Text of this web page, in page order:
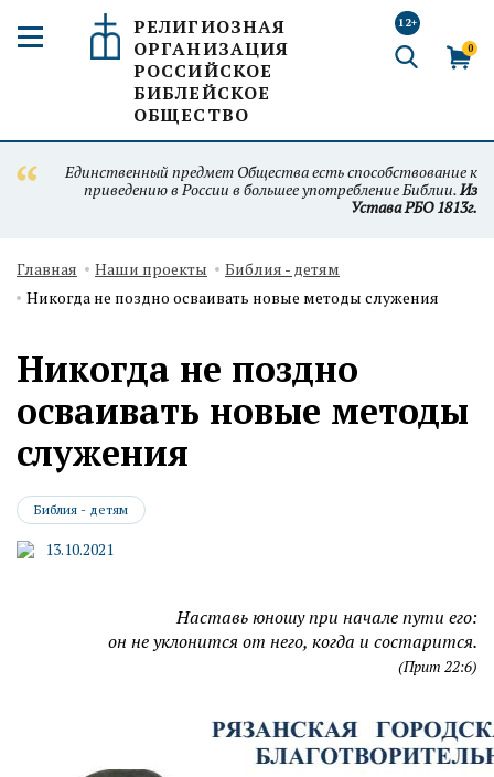
РЕЛИГИОЗНАЯ
ОРГАНИЗАЦИЯ
РОССИЙСКОЕ
БИБЛЕЙСКОЕ
ОБЩЕСТВО
12+
0
Единственный предмет Общества есть способствование к
приведению в России в большее употребление Библии.Из
Устава РБО 1813г.
Главная Наши проекты
Библия - детям
Никогда не поздно осваивать новые методы служения
Никогда не поздно
осваивать новые методы
служения
Библия - детям
13.10.2021
Наставь юношу при начале пути его:
он не уклонится от него, когда и состарится.
(Прит 22:6)